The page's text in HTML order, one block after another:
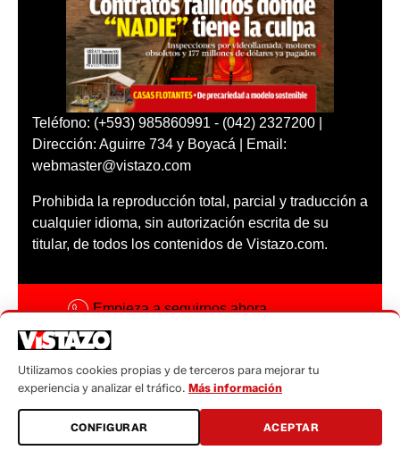
Teléfono: (+593) 985860991 - (042) 2327200 |
Dirección: Aguirre 734 y Boyacá | Email:
webmaster@vistazo.com
Prohibida la reproducción total, parcial y traducción a
cualquier idioma, sin autorización escrita de su
titular, de todos los contenidos de Vistazo.com.
Empieza a seguirnos ahora
Código ética
Sugerencias a:
sugerencias@vistazo.com
Utilizamos cookies propias y de terceros para mejorar tu
experiencia y analizar el tráfico. Más información
CONFIGURAR ACEPTAR